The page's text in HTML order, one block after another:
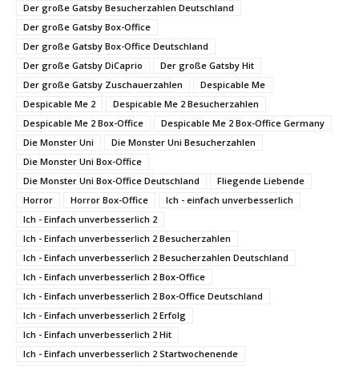
Der große Gatsby Besucherzahlen Deutschland
Der große Gatsby Box-Office
Der große Gatsby Box-Office Deutschland
Der große Gatsby DiCaprio
Der große Gatsby Hit
Der große Gatsby Zuschauerzahlen
Despicable Me
Despicable Me 2
Despicable Me 2 Besucherzahlen
Despicable Me 2 Box-Office
Despicable Me 2 Box-Office Germany
Die Monster Uni
Die Monster Uni Besucherzahlen
Die Monster Uni Box-Office
Die Monster Uni Box-Office Deutschland
Fliegende Liebende
Horror
Horror Box-Office
Ich - einfach unverbesserlich
Ich - Einfach unverbesserlich 2
Ich - Einfach unverbesserlich 2 Besucherzahlen
Ich - Einfach unverbesserlich 2 Besucherzahlen Deutschland
Ich - Einfach unverbesserlich 2 Box-Office
Ich - Einfach unverbesserlich 2 Box-Office Deutschland
Ich - Einfach unverbesserlich 2 Erfolg
Ich - Einfach unverbesserlich 2 Hit
Ich - Einfach unverbesserlich 2 Startwochenende